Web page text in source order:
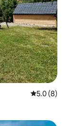
レビュー8
5.0 (8)